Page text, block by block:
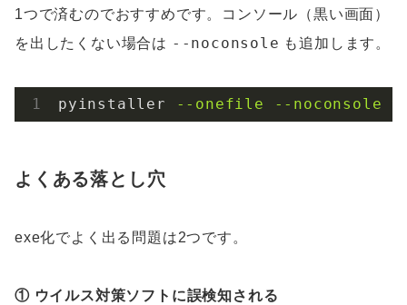
1つで済むのでおすすめです。コンソール（黒い画面）
を出したくない場合は --noconsole も追加します。
pyinstaller --onefile --noconsole
よくある落とし穴
exe化でよく出る問題は2つです。
① ウイルス対策ソフトに誤検知される